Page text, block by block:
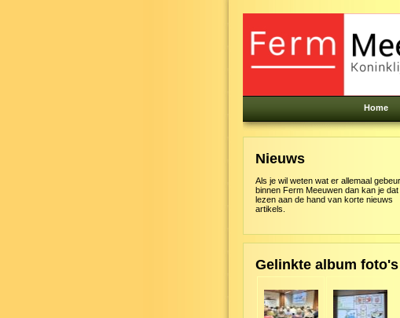
Home
Nieuws
Als je wil weten wat er allemaal
binnen Ferm Meeuwen dan kan je dat
lezen aan de hand van korte nieuws
artikels.
Gelinkte album foto's